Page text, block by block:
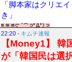
「脚本家はクリエ
き」
22:20 - キムチ速報
【Money1】 韓
が「韓国民は選